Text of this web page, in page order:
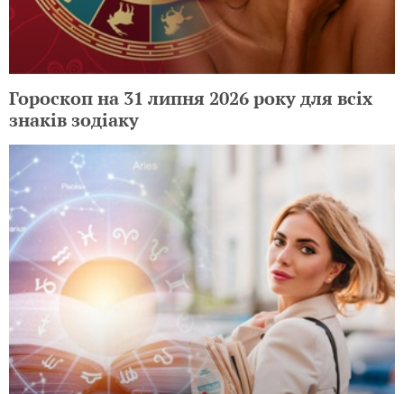
Гороскоп на 31 липня 2026 року для всіх
знаків зодіаку